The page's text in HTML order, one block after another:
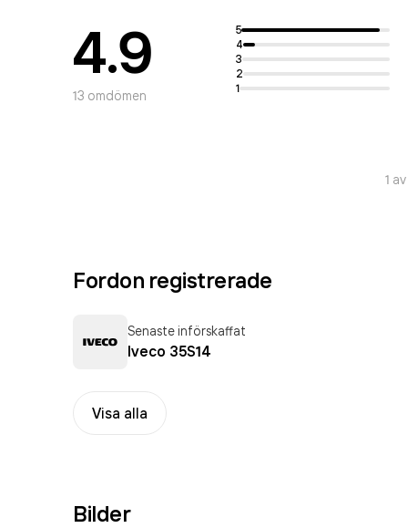
4.9
13 omdömen
5
4
3
2
1
1 av
Fordon registrerade
Senaste införskaffat
Iveco 35S14
Visa alla
Bilder